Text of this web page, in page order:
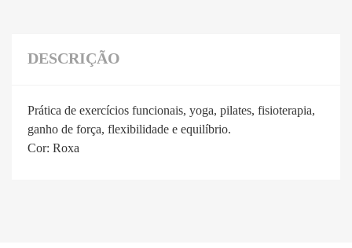
DESCRIÇÃO
Prática de exercícios funcionais, yoga, pilates, fisioterapia,
ganho de força, flexibilidade e equilíbrio.
Cor: Roxa